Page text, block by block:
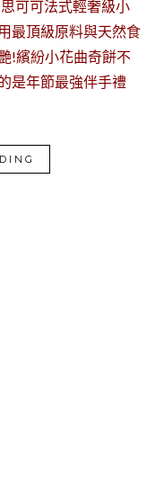
可可法式輕奢級小
最頂級原料與天然食
!繽紛小花曲奇餅不
是年節最強伴手禮